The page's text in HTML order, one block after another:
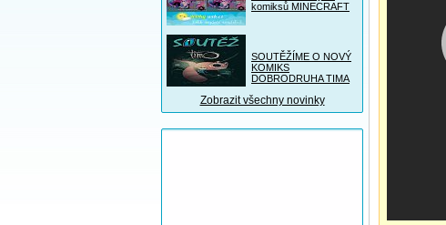
komiksů MINECRAFT
SOUTĚŽÍME O NOVÝ
KOMIKS
DOBRODRUHA TIMA
Zobrazit všechny novinky